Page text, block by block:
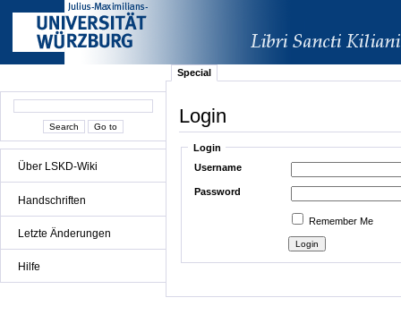
Über LSKD-Wiki
Handschriften
Letzte Änderungen
Hilfe
Special
Login
Login
Username
Password
Remember Me